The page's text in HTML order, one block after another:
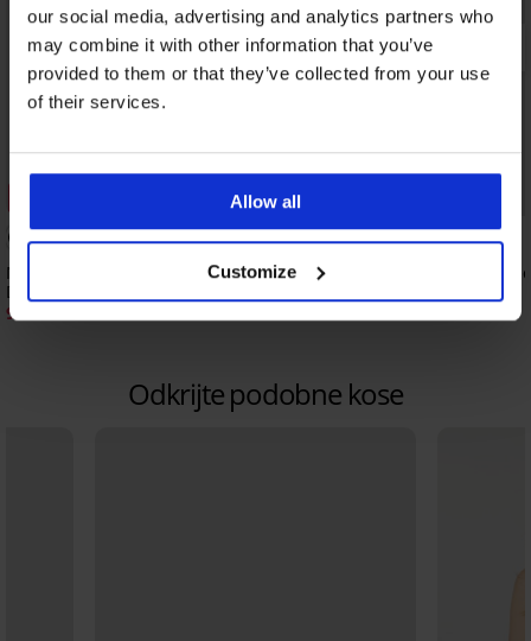
our social media, advertising and analytics partners who
may combine it with other information that you’ve
provided to them or that they’ve collected from your use
of their services.
Allow all
Customize
5
Nosečniške hlačne nogavice Mamma 40
DEN
9,09 €
Jopica Suzi za
38,99 €
Odkrijte podobne kose